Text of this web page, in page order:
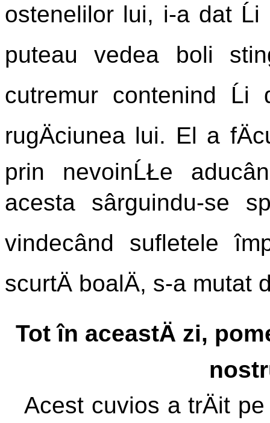
ostenelilor lui, i-a dat Ĺi
puteau vedea boli
cutremur contenind Ĺi
rugÄciunea lui. El a
prin nevoinĹŁe
acesta sârguindu-se
vindecând sufletele
scurtÄ boalÄ, s-a mutat
Tot în aceastÄ zi,
Acest cuvios a trÄit